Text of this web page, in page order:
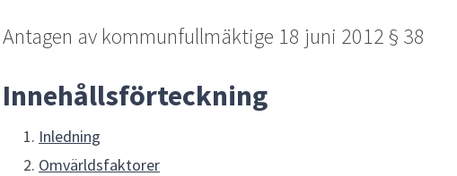
Antagen av kommunfullmäktige 18 juni 2012 § 38
Innehållsförteckning
Inledning
Omvärldsfaktorer